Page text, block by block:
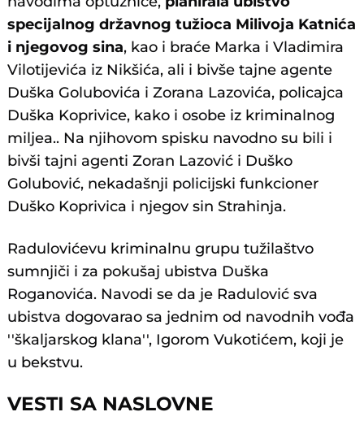
specijalnog državnog tužioca Milivoja Katnića
i njegovog sina, kao i braće Marka i Vladimira
Vilotijevića iz Nikšića, ali i bivše tajne agente
Duška Golubovića i Zorana Lazovića, policajca
Duška Koprivice, kako i osobe iz kriminalnog
miljea.. Na njihovom spisku navodno su bili i
bivši tajni agenti Zoran Lazović i Duško
Golubović, nekadašnji policijski funkcioner
Duško Koprivica i njegov sin Strahinja.
Radulovićevu kriminalnu grupu tužilaštvo
sumnjiči i za pokušaj ubistva Duška
Roganovića. Navodi se da je Radulović sva
ubistva dogovarao sa jednim od navodnih vođa
''škaljarskog klana'', Igorom Vukotićem, koji je
u bekstvu.
VESTI SA NASLOVNE